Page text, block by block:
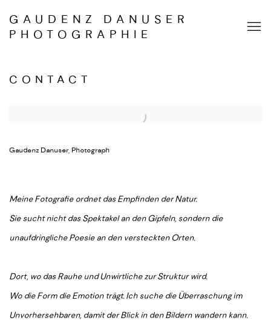
GAUDENZ DANUSER
PHOTOGRAPHIE
CONTACT
Gaudenz Danuser, Photograph
Meine Fotografie ordnet das Empfinden der Natur.
Sie sucht nicht das Spektakel an den Gipfeln, sondern die
unaufdringliche Poesie an den versteckten Orten.
Dort, wo das Rauhe und Unwirtliche zur Struktur wird.
Wo die Form die Emotion trägt. Ich suche die Überraschung im
Unvorhersehbaren, damit der Blick in den Bildern wandern kann.